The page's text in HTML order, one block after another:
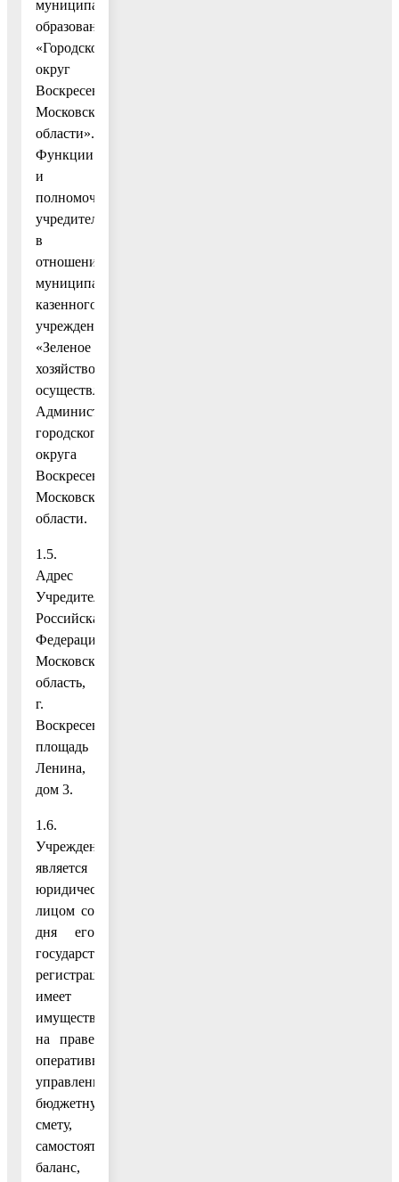
муниципальное
образование
«Городской
округ
Воскресенск
Московской
области».
Функции
и
полномочия
учредителя
в
отношении
муниципального
казенного
учреждения
«Зеленое
хозяйство»
осуществляет
Администрация
городского
округа
Воскресенск
Московской
области.
1.5.
Адрес
Учредителя:
Российская
Федерация,
Московская
область,
г.
Воскресенск,
площадь
Ленина,
дом 3.
1.6.
Учреждение
является
юридическим
лицом со
дня его
государственной
регистрации,
имеет
имущество
на праве
оперативного
управления,
бюджетную
смету,
самостоятельный
баланс,